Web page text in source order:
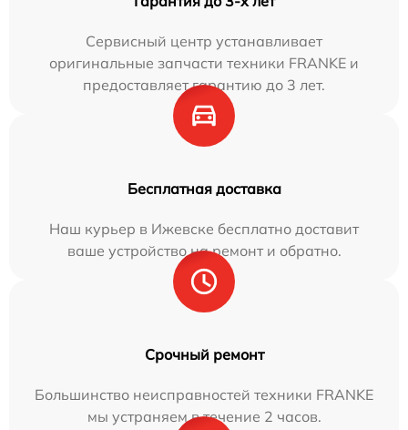
Сервисный центр устанавливает
оригинальные запчасти техники FRANKE и
предоставляет гарантию до 3 лет.
Бесплатная доставка
Наш курьер в Ижевске бесплатно доставит
ваше устройство на ремонт и обратно.
Срочный ремонт
Большинство неисправностей техники FRANKE
мы устраняем в течение 2 часов.